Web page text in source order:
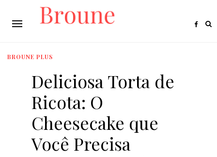
BROUNE PLUS
Deliciosa Torta de
Ricota: O
Cheesecake que
Você Precisa